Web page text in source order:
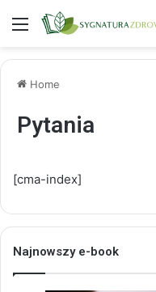
Menu
Home
Pytania
[cma-index]
Najnowszy e-book